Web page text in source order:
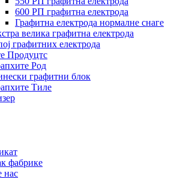
600 РП графитна електрода
Графитна електрода нормалне снаге
велика графитна електрода
графитних електрода
Продуцтс
Род
графитни блок
Тиле
фабрике
нас